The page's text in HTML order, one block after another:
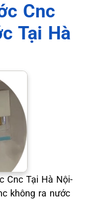
Cnc
Tại Hà
Cnc Tại Hà Nội-
không ra nước